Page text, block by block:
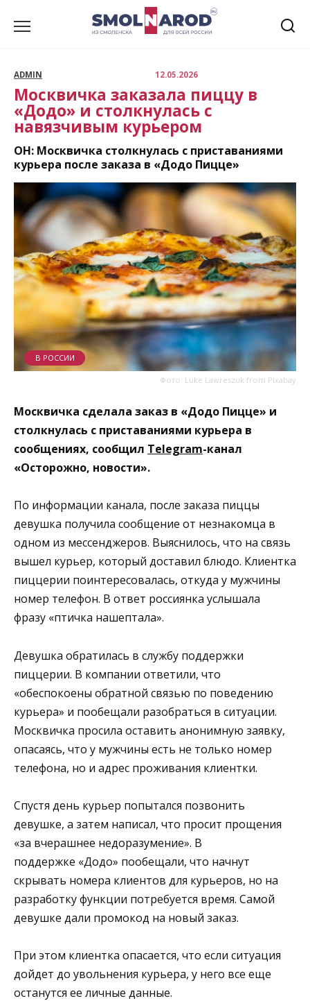
ADMIN 12.05.2026
Москвичка заказала пиццу в
«Додо» и столкнулась с
навязчивым курьером
ОН: Москвичка столкнулась с приставаниями
курьера после заказа в «Додо Пицце»
Фото: Luke Lawreszuk from Pixabay
В РОССИИ
Москвичка сделала заказ в «Додо Пицце» и
столкнулась с приставаниями курьера в
сообщениях, сообщил Telegram-канал
«Осторожно, новости».
По информации канала, после заказа пиццы
девушка получила сообщение от незнакомца в
одном из мессенджеров. Выяснилось, что на связь
вышел курьер, который доставил блюдо. Клиентка
пиццерии поинтересовалась, откуда у мужчины
номер телефон. В ответ россиянка услышала
фразу «птичка нашептала».
Девушка обратилась в службу поддержки
пиццерии. В компании ответили, что
«обеспокоены обратной связью по поведению
курьера» и пообещали разобраться в ситуации.
Москвичка просила оставить анонимную заявку,
опасаясь, что у мужчины есть не только номер
телефона, но и адрес проживания клиентки.
Спустя день курьер попытался позвонить
девушке, а затем написал, что просит прощения
«за вчерашнее недоразумение». В
поддержке «Додо» пообещали, что начнут
скрывать номера клиентов для курьеров, но на
разработку функции потребуется время. Самой
девушке дали промокод на новый заказ.
При этом клиентка опасается, что если ситуация
дойдет до увольнения курьера, у него все еще
останутся ее личные данные.